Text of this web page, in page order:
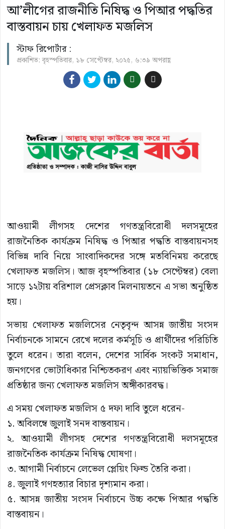
আ’লীগের রাজনীতি নিষিদ্ধ ও পিআর পদ্ধতির
বাস্তবায়ন চায় খেলাফত মজলিস
স্টাফ রিপোর্টার :
প্রকাশিত: বৃহস্পতিবার, ১৮ সেপ্টেম্বর, ২০২৫, ৬:৩৯ অপরাহ্ণ
আওয়ামী লীগসহ দেশের গণতন্ত্রবিরোধী দলসমূহের
রাজনৈতিক কার্যক্রম নিষিদ্ধ ও পিআর পদ্ধতি বাস্তবায়নসহ
বিভিন্ন দাবি নিয়ে সাংবাদিকদের সঙ্গে মতবিনিময় করেছে
খেলাফত মজলিস। আজ বৃহস্পতিবার (১৮ সেপ্টেম্বর) বেলা
সাড়ে ১২টায় বরিশাল প্রেসক্লাব মিলনায়তনে এ সভা অনুষ্ঠিত
হয়।
সভায় খেলাফত মজলিসের নেতৃবৃন্দ আসন্ন জাতীয় সংসদ
নির্বাচনকে সামনে রেখে দলের কর্মসূচি ও প্রার্থীদের পরিচিতি
তুলে ধরেন। তারা বলেন, দেশের সার্বিক সংকট সমাধান,
জনগণের ভোটাধিকার নিশ্চিতকরণ এবং ন্যায়ভিত্তিক সমাজ
প্রতিষ্ঠার জন্য খেলাফত মজলিস অঙ্গীকারবদ্ধ।
এ সময় খেলাফত মজলিস ৫ দফা দাবি তুলে ধরেন-
১. অবিলম্বে জুলাই সনদ বাস্তবায়ন।
২. আওয়ামী লীগসহ দেশের গণতন্ত্রবিরোধী দলসমূহের
রাজনৈতিক কার্যক্রম নিষিদ্ধ ঘোষণা।
৩. আগামী নির্বাচনে লেভেল প্লেয়িং ফিল্ড তৈরি করা।
৪. জুলাই গণহত্যার বিচার দৃশ্যমান করা।
৫. আসন্ন জাতীয় সংসদ নির্বাচনে উচ্চ কক্ষে পিআর পদ্ধতি
বাস্তবায়ন।